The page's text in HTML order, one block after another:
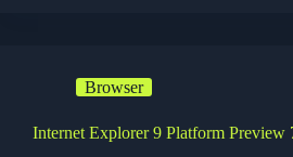
Kontrolle
Browser
Internet Explorer 9 Platform Preview